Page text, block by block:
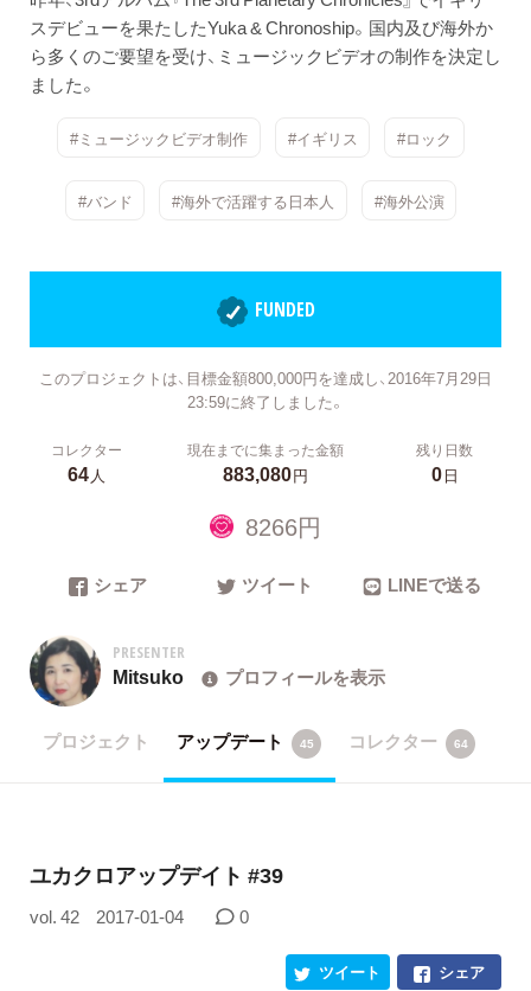
スデビューを果たしたYuka & Chronoship。国内及び海外か
ら多くのご要望を受け、ミュージックビデオの制作を決定し
ました。
#ミュージックビデオ制作 #イギリス #ロック
#バンド #海外で活躍する日本人 #海外公演
FUNDED
このプロジェクトは、目標金額800,000円を達成し、2016年7月29日
23:59に終了しました。
コレクター
64人
現在までに集まった金額
883,080円
8266円
残り日数
0日
シェア ツイート LINEで送る
PRESENTER
Mitsuko プロフィールを表示
プロジェクト アップデート 45 コレクター 64
ユカクロアップデイト #39
vol. 42 2017-01-04 0
シェア
ツイート